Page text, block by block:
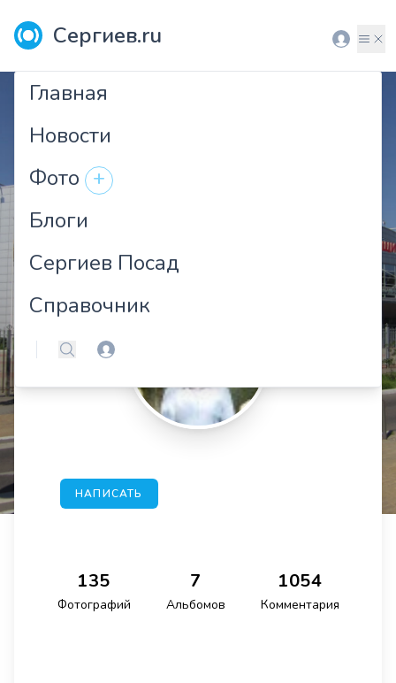
Сергиев.ru Вход
Главная
Новости
Фото +
Блоги
Сергиев Посад
Справочник
Поиск Вход
НАПИСАТЬ
135
Фотографий
7
Альбомов
1054
Комментария